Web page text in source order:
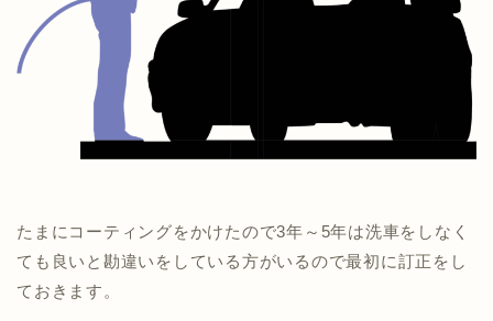
たまにコーティングをかけたので3年～5年は洗車をしなく
ても良いと勘違いをしている方がいるので最初に訂正をし
ておきます。